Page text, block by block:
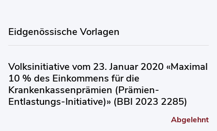
Eidgenössische Vorlagen
Volksinitiative vom 23. Januar 2020 «Maximal
10 % des Einkommens für die
Krankenkassenprämien (Prämien-
Entlastungs-Initiative)» (BBl 2023 2285)
Abgelehnt